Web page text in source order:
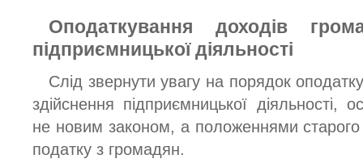
Оподаткування доходів
підприємницької діяльності
Слід звернути увагу на порядок
здійснення підприємницької діяльності,
не новим законом, а положеннями
податку з громадян.